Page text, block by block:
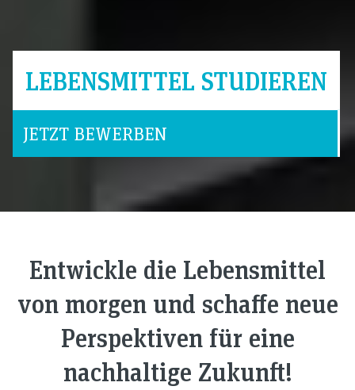
LEBENSMITTEL STUDIEREN
JETZT BEWERBEN
Entwickle die Lebensmittel
von morgen und schaffe neue
Perspektiven für eine
nachhaltige Zukunft!